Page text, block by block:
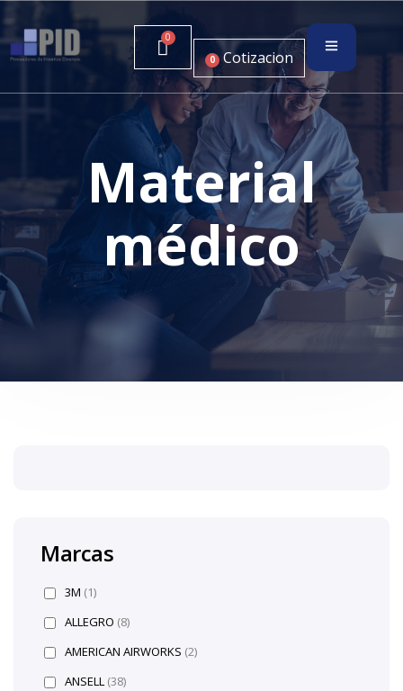
0 Cotizacion
Material
médico
Marcas
3M (1)
ALLEGRO (8)
AMERICAN AIRWORKS (2)
ANSELL (38)